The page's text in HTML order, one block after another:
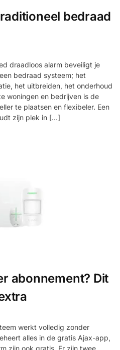
bedraad
draadloos alarm beveiligt je
bedraad systeem; het
het uitbreiden, het onderhoud
woningen en bedrijven is de
te plaatsen en flexibeler. Een
zijn plek in […]
abonnement? Dit
werkt volledig zonder
alles in de gratis Ajax-app,
zijn ook gratis. Er zijn twee